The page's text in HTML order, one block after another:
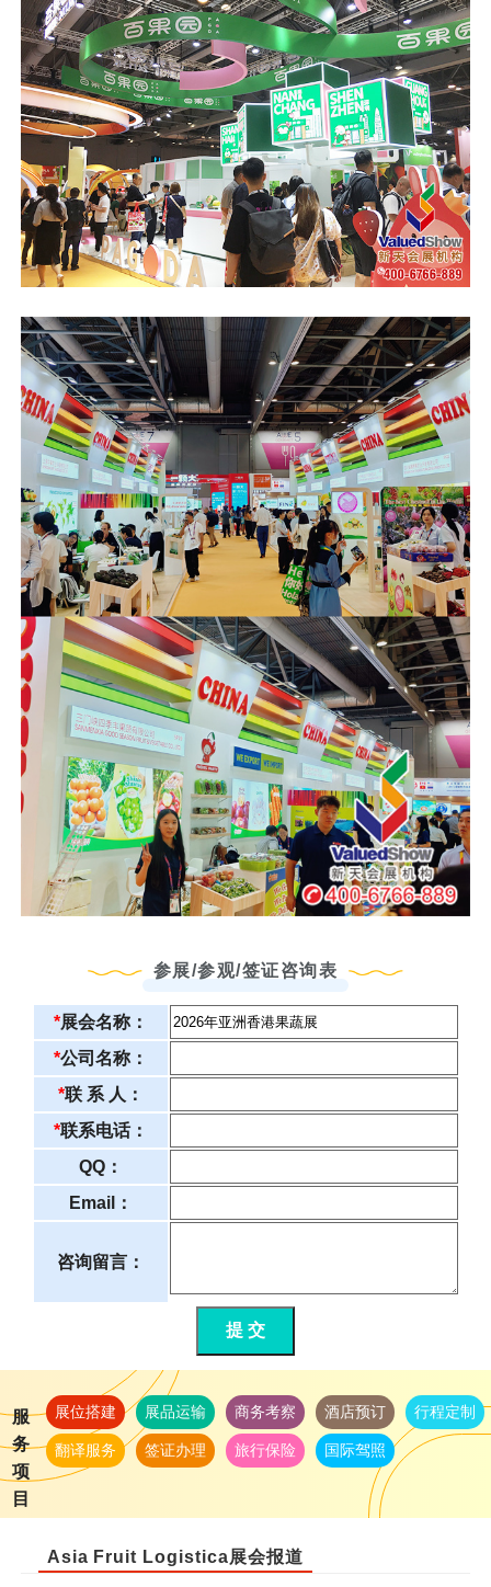
参展/参观/签证咨询表
*展会名称：
*公司名称：
*联 系 人：
*联系电话：
QQ：
Email：
咨询留言：
提 交
服
务
项
目
展位搭建 展品运输 商务考察 酒店预订 行程定制
翻译服务 签证办理 旅行保险 国际驾照
Asia Fruit Logistica展会报道